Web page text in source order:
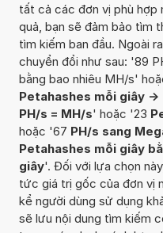
tất cả các đơn vị phù hợp
quả, bạn sẽ đảm bảo tìm
tìm kiếm ban đầu. Ngoài
chuyển đổi như sau: '89
bằng bao nhiêu MH/s'
Petahashes mỗi giây -
PH/s = MH/s' hoặc '23
hoặc '67 PH/s sang
Petahashes mỗi giây
giây'. Đối với lựa chọn
tức giá trị gốc của đơn vị
kể người dùng sử dụng
sẽ lưu nội dung tìm kiếm